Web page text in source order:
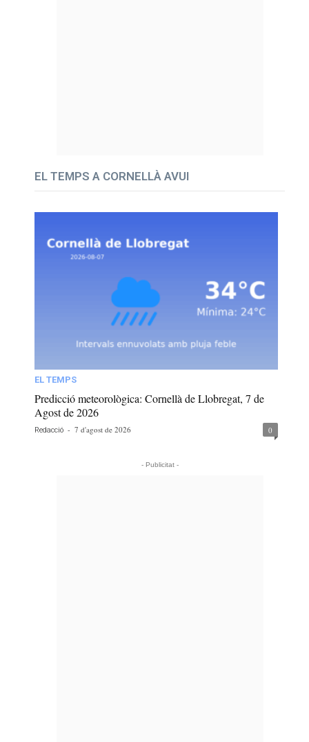
EL TEMPS A CORNELLÀ AVUI
EL TEMPS
Predicció meteorològica: Cornellà de Llobregat, 7 de
Agost de 2026
Redacció - 7 d'agost de 2026 0
- Publicitat -